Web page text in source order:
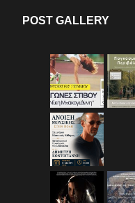
POST GALLERY